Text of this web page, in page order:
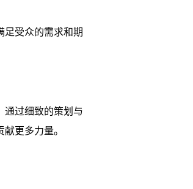
足受众的需求和期
通过细致的策划与
更多力量。